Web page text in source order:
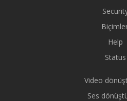
Help
Status
Video
Ses